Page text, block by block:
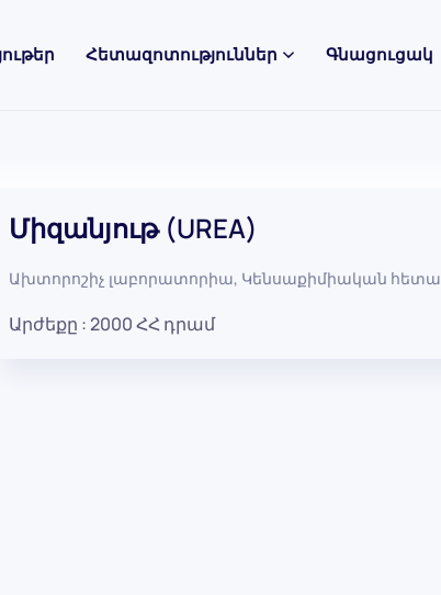
Հետազոտություններ Գնացուցակ
Միզանյութ (UREA)
Ախտորոշիչ լաբորատորիա, Կենսաքիմիական
Արժեքը :2000ՀՀ դրամ